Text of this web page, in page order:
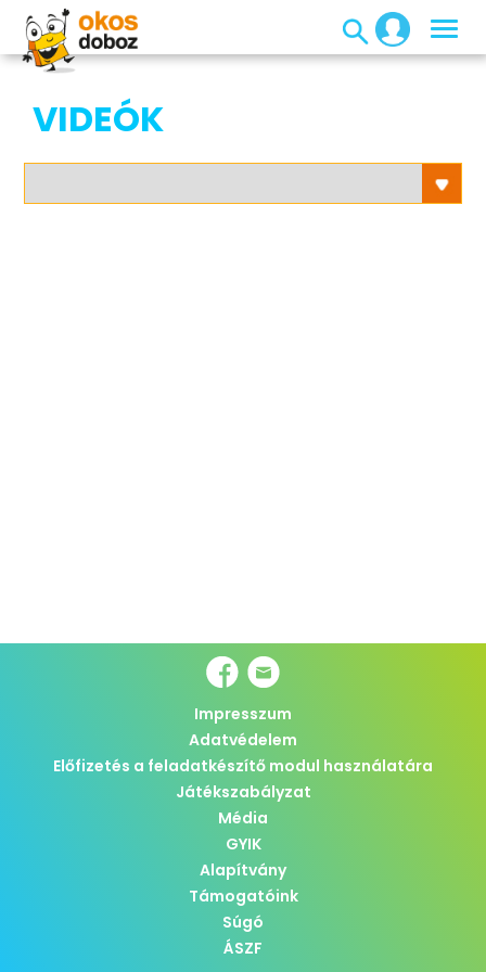
VIDEÓK
Impresszum
Adatvédelem
Előfizetés a feladatkészítő modul használatára
Játékszabályzat
Média
GYIK
Alapítvány
Támogatóink
Súgó
ÁSZF